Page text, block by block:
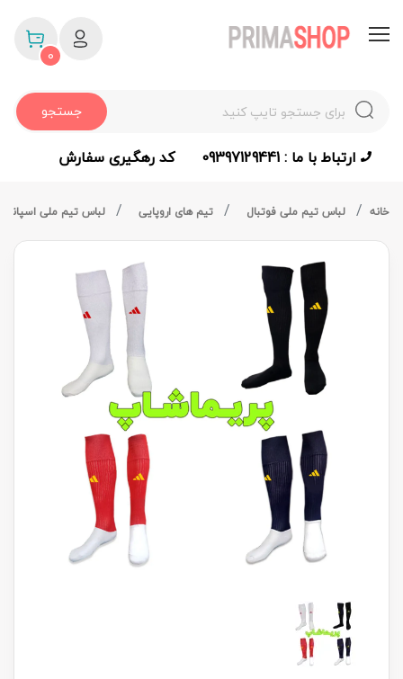
جستجو
0
ارتباط با ما : 09397129441 کد رهگیری سفارش
خانه لباس تیم ملی فوتبال تیم های اروپایی لباس تیم ملی اسپانیا